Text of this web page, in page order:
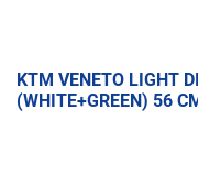
KTM VENETO LIGHT
(WHITE+GREEN) 56